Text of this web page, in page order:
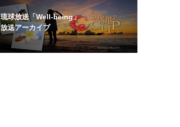
琉球放送「Well-being」
放送アーカイブ